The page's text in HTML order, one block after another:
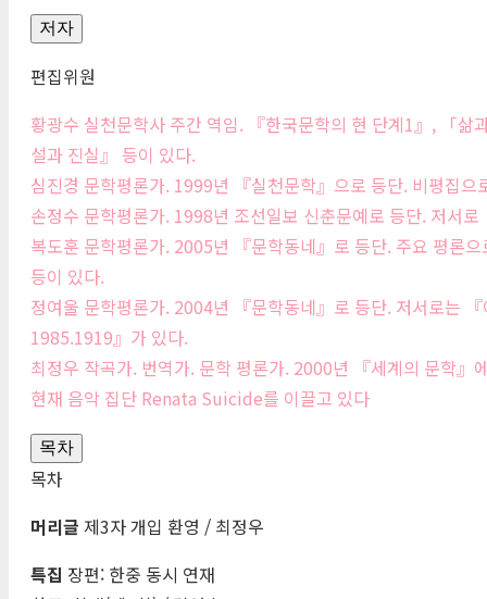
저자
편집위원
황광수 실천문학사 주간 역임. 『한국문학의 현 단계1』, 「
설과 진실』 등이 있다.
심진경 문학평론가. 1999년 『실천문학』으로 등단. 비평집
손정수 문학평론가. 1998년 조선일보 신춘문예로 등단. 저서
복도훈 문학평론가. 2005년 『문학동네』로 등단. 주요 평론
등이 있다.
정여울 문학평론가. 2004년 『문학동네』로 등단. 저서로는
1985.1919』가 있다.
최정우 작곡가. 번역가. 문학 평론가. 2000년 『세계의 문학
현재 음악 집단 Renata Suicide를 이끌고 있다
목차
목차
머리글 제3자 개입 환영 / 최정우
특집 장편: 한중 동시 연재